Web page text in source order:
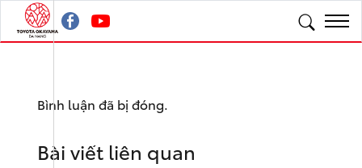
Bình luận đã bị đóng.
Bài viết liên quan